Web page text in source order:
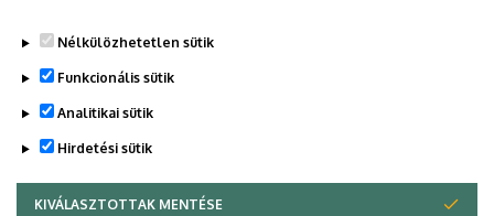
Nélkülözhetetlen sütik
Funkcionális sütik
Analitikai sütik
Hirdetési sütik
KIVÁLASZTOTTAK MENTÉSE
WITHDRAW CONSENT